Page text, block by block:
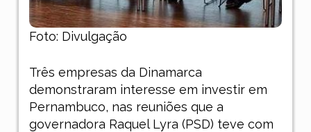
Foto: Divulgação
Três empresas da Dinamarca
demonstraram interesse em investir em
Pernambuco, nas reuniões que a
governadora Raquel Lyra (PSD) teve com